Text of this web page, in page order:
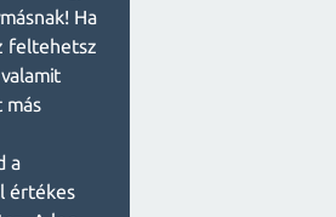
Ha
feltehetsz
más
a
értékes